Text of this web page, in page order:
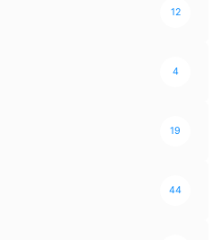
12
4
19
44